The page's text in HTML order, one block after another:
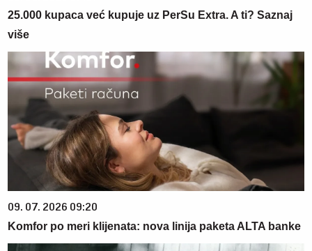
25.000 kupaca već kupuje uz PerSu Extra. A ti? Saznaj
više
09. 07. 2026 09:20
Komfor po meri klijenata: nova linija paketa ALTA banke